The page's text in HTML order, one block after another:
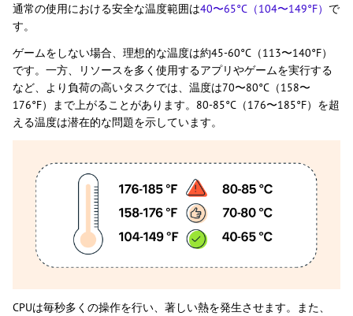
通常の使用における安全な温度範囲は40〜65°C（104〜149°F） で
す。
ゲームをしない場合、理想的な温度は約45-60°C（113〜140°F）
です。一方、リソースを多く使用するアプリやゲームを実行する
など、より負荷の高いタスクでは、温度は70〜80°C（158〜
176°F）まで上がることがあります。80-85°C（176〜185°F）を超
える温度は潜在的な問題を示しています。
CPUは毎秒多くの操作を行い、著しい熱を発生させます。また、